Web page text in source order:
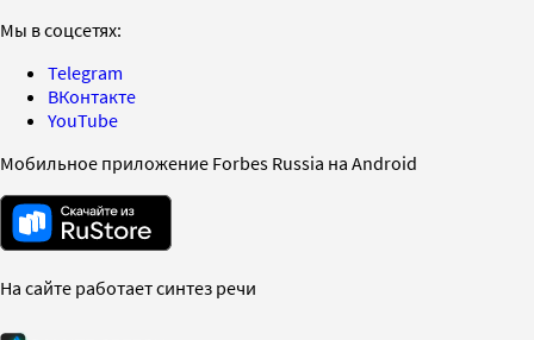
Мы в соцсетях:
Telegram
ВКонтакте
YouTube
Мобильное приложение Forbes Russia на Android
На сайте работает синтез речи